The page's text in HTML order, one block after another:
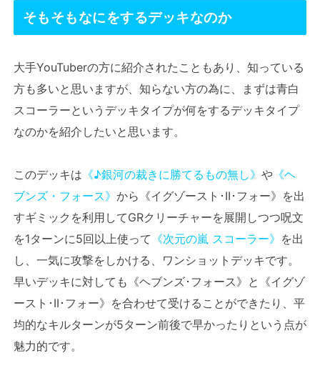
そもそもなにをするデッキなのか
大手YouTuberの方に紹介されたこともあり、知っている
方も多いと思いますが、知らない方の為に、まずは青白
スコーラーというデッキタイプが何をするデッキタイプ
なのかを紹介したいと思います。
このデッキは 《♪銀河の裁きに勝てるもの無し》 や 《ヘ
ブンズ・フォース》 から《イグゾースト･II･フォー》を出
すギミックを利用してGRクリーチャーを展開しつつ呪文
を1ターンに5回以上使って 《次元の嵐 スコーラー》 を出
し、一気に攻撃をしかける、ワンショットデッキです。
早いデッキに対しても《ヘブンズ･フォース》と《イグゾ
ースト･II･フォー》を合わせて受けることができたり、平
均的なキルターンが5ターン前後で早かったりという点が
魅力的です。